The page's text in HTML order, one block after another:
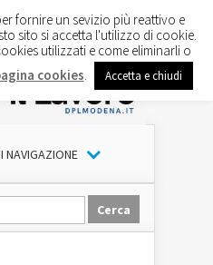
NAVIGAZIONE
fornire un sevizio più reattivo e
sito si accetta l'utilizzo di cookie.
utilizzati e come eliminarli o
cookies Accetta e chiudi